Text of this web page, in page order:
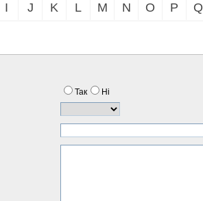
I J K L M N O P Q
Так
Нi